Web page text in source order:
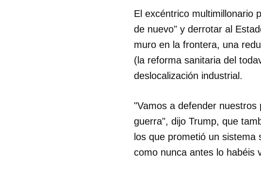
El excéntrico multimillonario
de nuevo" y derrotar al
muro en la frontera, una
(la reforma sanitaria del
deslocalización industrial.
"Vamos a defender
guerra", dijo Trump, que
los que prometió un sistema
como nunca antes lo habéis